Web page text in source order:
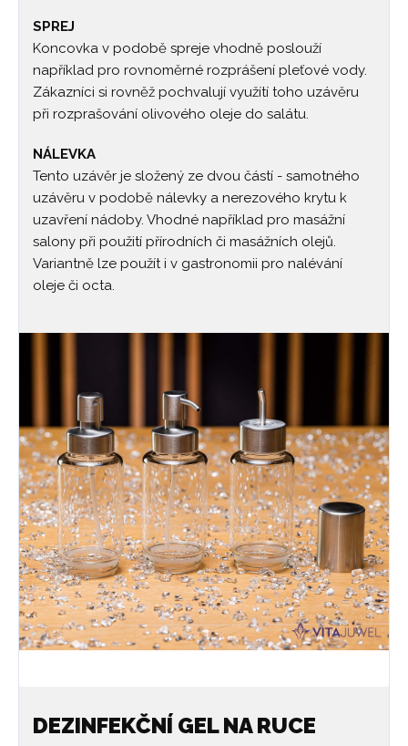
SPREJ
Koncovka v podobě spreje vhodně poslouží
například pro rovnoměrné rozprášení pleťové vody.
Zákazníci si rovněž pochvalují využítí toho uzávěru
při rozprašování olivového oleje do salátu.
NÁLEVKA
Tento uzávěr je složený ze dvou částí - samotného
uzávěru v podobě nálevky a nerezového krytu k
uzavření nádoby. Vhodné například pro masážní
salony při použití přírodních či masážních olejů.
Variantně lze použít i v gastronomii pro nalévání
oleje či octa.
DEZINFEKČNÍ GEL NA RUCE